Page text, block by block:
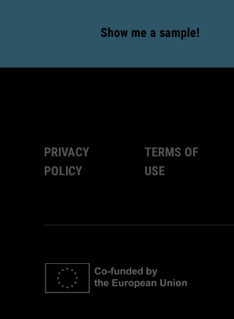
Show me a sample!
PRIVACY
POLICY
TERMS OF
USE